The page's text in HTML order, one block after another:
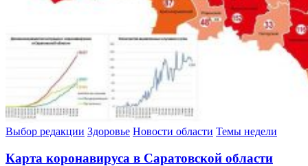
Выбор редакции Здоровье Новости области Темы недели
Карта коронавируса в Саратовской области